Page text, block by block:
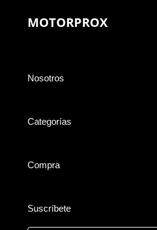
MOTORPROX
Nosotros
Categorías
Compra
Suscríbete